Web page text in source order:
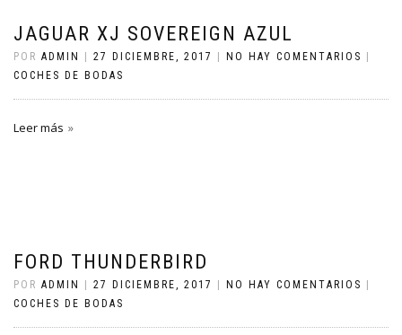
JAGUAR XJ SOVEREIGN AZUL
POR ADMIN 27 DICIEMBRE, 2017 NO HAY COMENTARIOS
COCHES DE BODAS
Leer más
FORD THUNDERBIRD
POR ADMIN 27 DICIEMBRE, 2017 NO HAY COMENTARIOS
COCHES DE BODAS